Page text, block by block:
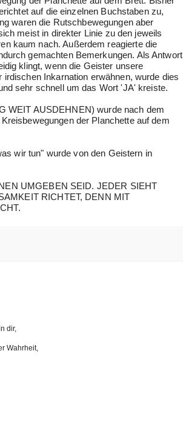
auf die einzelnen Buchstaben zu,
waren die Rutschbewegungen aber
meist in direkter Linie zu den jeweils
kaum nach. Außerdem reagierte die
gemachten Bemerkungen. Als Antwort
klingt, wenn die Geister unsere
Inkarnation erwähnen, wurde dies
sehr schnell um das Wort 'JA' kreiste.
WEIT AUSDEHNEN) wurde nach dem
der Planchette auf dem
wir tun" wurde von den Geistern in
UMGEBEN SEID. JEDER SIEHT
RICHTET, DENN MIT
dir,
Wahrheit,